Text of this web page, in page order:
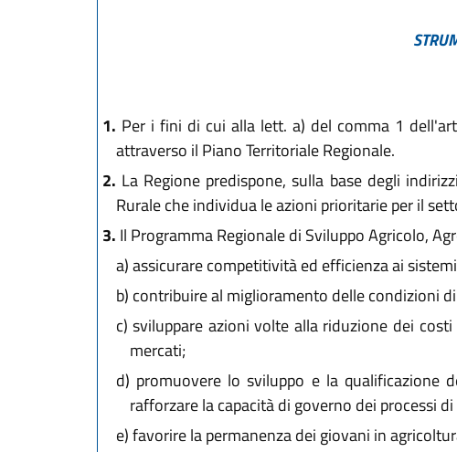
1. Per i fini di cui alla lett. a) del comma 1
attraverso il Piano Territoriale Regionale.
2. La Regione predispone, sulla base degli
Rurale che individua le azioni prioritarie per il
3. Il Programma Regionale di Sviluppo Agricolo,
a)assicurare competitività ed efficienza ai
b) contribuire al miglioramento delle condizioni
c) sviluppare azioni volte alla riduzione dei
mercati;
d) promuovere lo sviluppo e la qualificazione
rafforzare la capacità di governo dei processi
e)favorire la permanenza dei giovani in